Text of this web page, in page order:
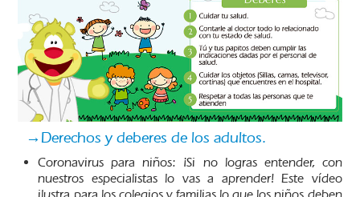
→Derechos y deberes de los adultos.
Coronavirus para niños: ¡Si no logras entender, con
nuestros especialistas lo vas a aprender! Este vídeo
ilustra para los colegios y familias lo que los niños deben